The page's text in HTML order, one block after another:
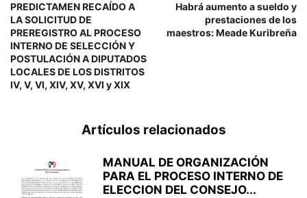
PREDICTAMEN RECAÍDO A
LA SOLICITUD DE
PREREGISTRO AL PROCESO
INTERNO DE SELECCIÓN Y
POSTULACIÓN A DIPUTADOS
LOCALES DE LOS DISTRITOS
IV, V, VI, XIV, XV, XVI y XIX
Habrá aumento a sueldo y
prestaciones de los
maestros: Meade Kuribreña
Artículos relacionados
MANUAL DE ORGANIZACIÓN
PARA EL PROCESO INTERNO DE
ELECCION DEL CONSEJO...